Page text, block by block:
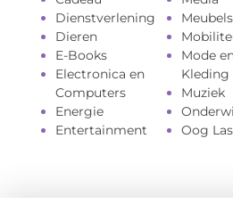
Dienstverlening
Dieren
E-Books
Electronica en
Computers
Energie
Entertainment
Meubels
Mode
Kleding
Muziek
Oog